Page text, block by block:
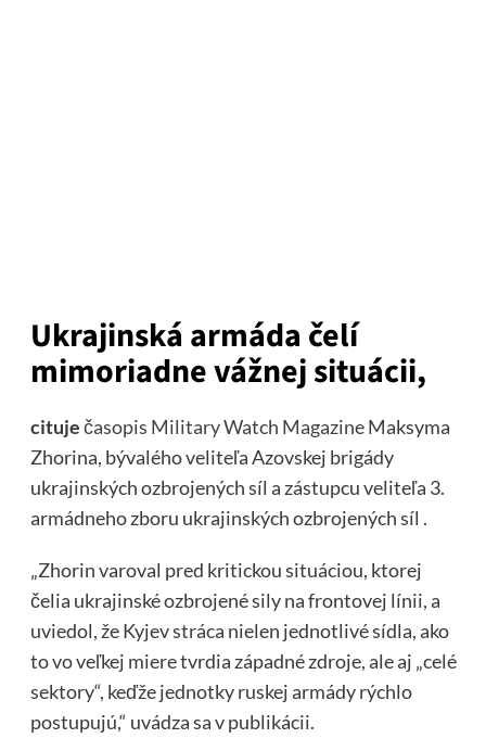
Ukrajinská armáda čelí
mimoriadne vážnej situácii,
cituječasopis Military Watch MagazineMaksyma
Zhorina, bývalého veliteľa Azovskej brigády
ukrajinských ozbrojených síl a zástupcu veliteľa 3.
armádneho zboru ukrajinských ozbrojených síl .
„Zhorin varoval pred kritickou situáciou, ktorej
čelia ukrajinské ozbrojené sily na frontovej línii, a
uviedol, že Kyjev stráca nielen jednotlivé sídla, ako
to vo veľkej miere tvrdia západné zdroje, ale aj „celé
sektory“, keďže jednotky ruskej armády rýchlo
postupujú,“ uvádza sa v publikácii.